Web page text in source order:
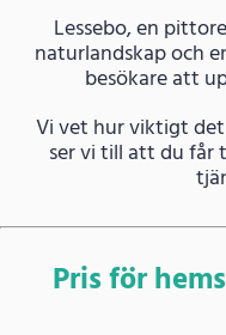
Lessebo, en
naturlandskap och
besökare att
Vi vet hur viktigt
ser vi till att du
Pris för